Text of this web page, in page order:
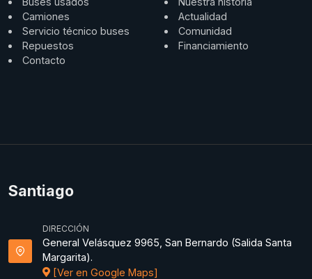
Camiones
Servicio técnico buses
Repuestos
Contacto
Actualidad
Comunidad
Financiamiento
Santiago
DIRECCIÓN
General Velásquez 9965, San Bernardo (Salida Santa
Margarita).
[Ver en Google Maps]